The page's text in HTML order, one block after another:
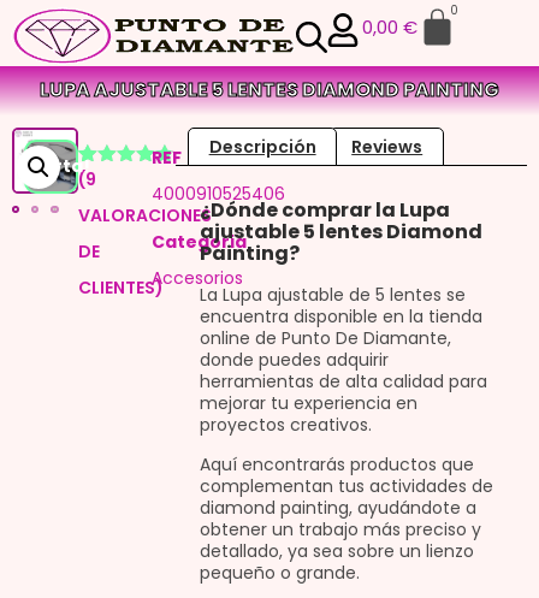
0,00 €
0
LUPA AJUSTABLE 5 LENTES DIAMOND PAINTING
¡Oferta!
Valorado
con
de 5 en
8
valoraciones
clientes
(9
VALORACIONES
DE
CLIENTES)
REF
4000910525406
Categoria
Accesorios
Descripción Reviews
¿Dónde comprar la Lupa
ajustable 5 lentes Diamond
Painting?
La Lupa ajustable de 5 lentes se
encuentra disponible en la tienda
online de Punto De Diamante,
donde puedes adquirir
herramientas de alta calidad para
mejorar tu experiencia en
proyectos creativos.
Aquí encontrarás productos que
complementan tus actividades de
diamond painting, ayudándote a
obtener un trabajo más preciso y
detallado, ya sea sobre un lienzo
pequeño o grande.